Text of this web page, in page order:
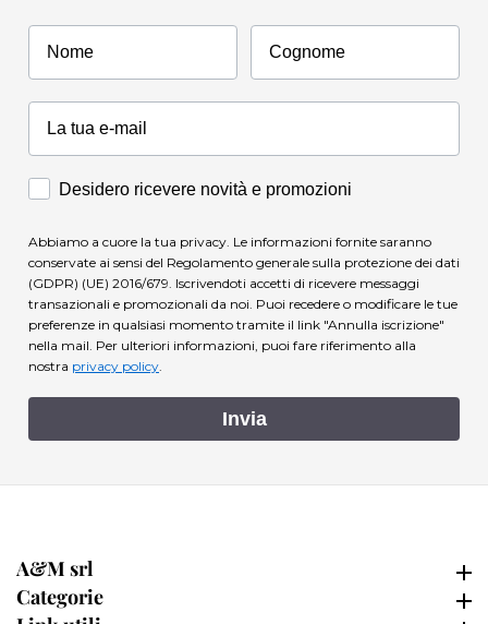
Nome Cognome
Accettazione Marketing
Desidero ricevere novità e promozioni
Abbiamo a cuore la tua privacy. Le informazioni fornite saranno
conservate ai sensi del Regolamento generale sulla protezione dei dati
(GDPR) (UE) 2016/679. Iscrivendoti accetti di ricevere messaggi
transazionali e promozionali da noi. Puoi recedere o modificare le tue
preferenze in qualsiasi momento tramite il link "Annulla iscrizione"
nella mail. Per ulteriori informazioni, puoi fare riferimento alla
nostra privacy policy.
Invia
A&M srl
Categorie